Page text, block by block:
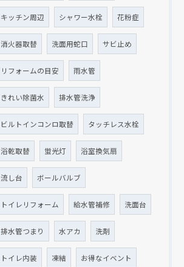
キッチン周辺 シャワー水栓 花粉症
消火器取替 洗面用蛇口 サビ止め
リフォームの目安 雨水管
きれい除菌水 排水管洗浄
ビルトインコンロ取替 タッチレス水栓
浴乾取替 蛍光灯 浴室換気扇
流し台 ボールバルブ
トイレリフォーム 給水管補修 洗面台
排水管つまり 水アカ 洗剤
トイレ内装 凍結 お得なイベント